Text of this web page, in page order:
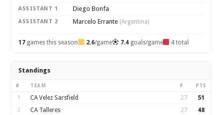
ASSISTANT 1
Diego Bonfa
ASSISTANT 2 Marcelo Errante (Argentina)
17 games this season 2.6/game 7.4goals/game 4 total
Standings
# TEAM P PTS
1 CA Velez Sarsfield 27 51
2 CA Talleres 27 48